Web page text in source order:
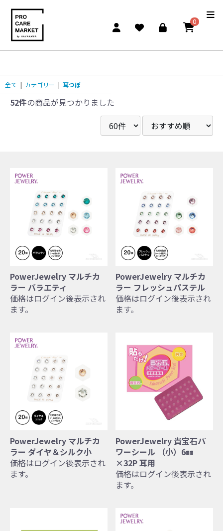
0
全て | カテゴリー | 耳つぼ
52件の商品が見つかりました
PowerJewelry マルチカ
ラー バラエティ
価格はログイン後表示され
ます。
PowerJewelry マルチカ
ラー フレッシュパステル
価格はログイン後表示され
ます。
PowerJewelry マルチカ
ラー ダイヤ＆シルク小
価格はログイン後表示され
ます。
PowerJewelry 貴宝石パ
ワーシール （小）6㎜
×32P 耳用
価格はログイン後表示され
ます。